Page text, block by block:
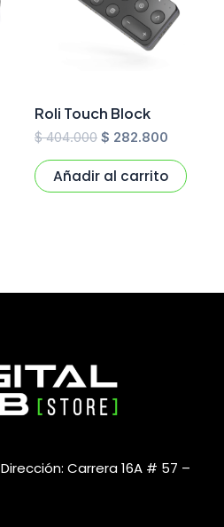
Roli Touch Block
$404.000 $ 282.800
Añadir al carrito
Dirección: Carrera 16A # 57 –